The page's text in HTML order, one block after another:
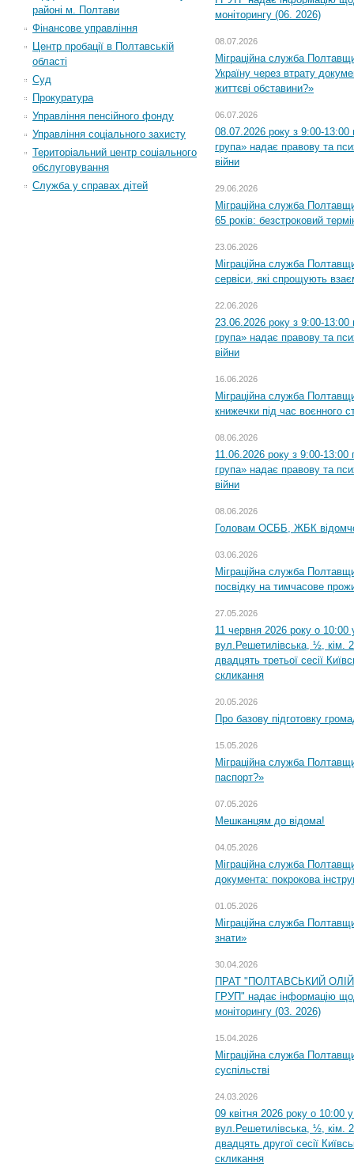
районі м. Полтави
Фінансове управління
Центр пробації в Полтавській
області
Суд
Прокуратура
Управління пенсійного фонду
Управління соціального захисту
Територіальний центр соціального
обслуговування
Служба у справах дітей
моніторингу (06. 2026)
08.07.2026
Міграційна служба
Україну через втрату
життєві обставини?»
06.07.2026
08.07.2026 року з 9:00-13:00
група» надає правову та
війни
29.06.2026
Міграційна служба
65 років: безстроковий
23.06.2026
Міграційна служба
сервіси, які спрощують
22.06.2026
23.06.2026 року з 9:00-13:00
група» надає правову та
війни
16.06.2026
Міграційна служба
книжечки під час воєнного
08.06.2026
11.06.2026 року з 9:00-13:00
група» надає правову та
війни
08.06.2026
Головам ОСББ, ЖБК
03.06.2026
Міграційна служба
посвідку на тимчасове
27.05.2026
11 червня 2026 року о 10:00
вул.Решетилівська, ½, кім.
двадцять третьої сесії
скликання
20.05.2026
Про базову підготовку
15.05.2026
Міграційна служба
паспорт?»
07.05.2026
Мешканцям до відома!
04.05.2026
Міграційна служба
документа: покрокова
01.05.2026
Міграційна служба
знати»
30.04.2026
ПРАТ "ПОЛТАВСЬКИЙ
ГРУП" надає інформацію
моніторингу (03. 2026)
15.04.2026
Міграційна служба
суспільстві
24.03.2026
09 квітня 2026 року о 10:00
вул.Решетилівська, ½, кім.
двадцять другої сесії
скликання